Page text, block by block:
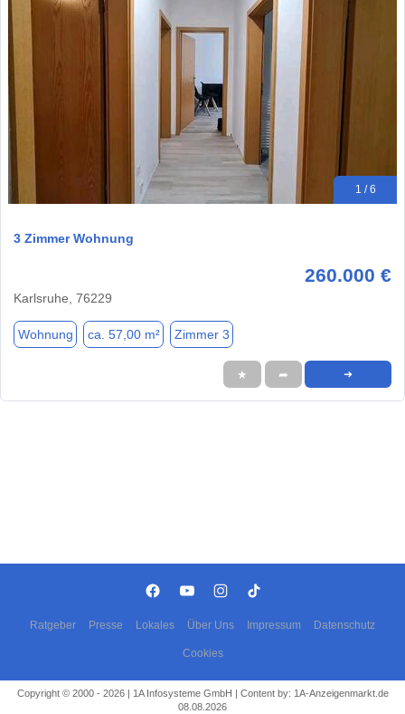
1 / 6
3 Zimmer Wohnung
260.000 €
Karlsruhe, 76229
Wohnung ca. 57,00 m² Zimmer 3
★ ➦ ➜
Ratgeber Presse Lokales Über Uns Impressum Datenschutz
Cookies
Copyright © 2000 - 2026 | 1A Infosysteme GmbH | Content by: 1A-Anzeigenmarkt.de
08.08.2026